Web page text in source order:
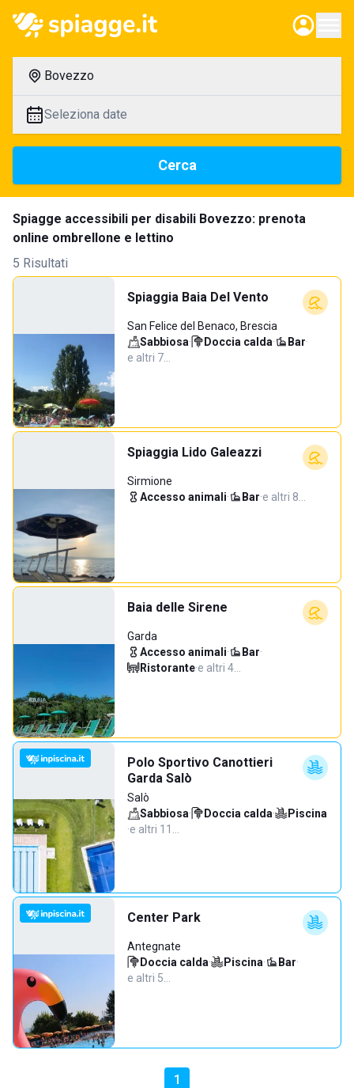
Bovezzo
Seleziona date
Cerca
Spiagge accessibili per disabili Bovezzo: prenota
online ombrellone e lettino
5 Risultati
Spiaggia Baia Del Vento
San Felice del Benaco, Brescia
Sabbiosa· Doccia calda· Bar·
e altri 7…
Spiaggia Lido Galeazzi
Sirmione
Accesso animali· Bar·e altri 8…
Baia delle Sirene
Garda
Accesso animali· Bar·
Ristorante·e altri 4…
Polo Sportivo Canottieri
Garda Salò
Salò
Sabbiosa· Doccia calda·
Piscina
·e altri 11…
Center Park
Antegnate
Doccia calda· Piscina· Bar·
e altri 5…
1